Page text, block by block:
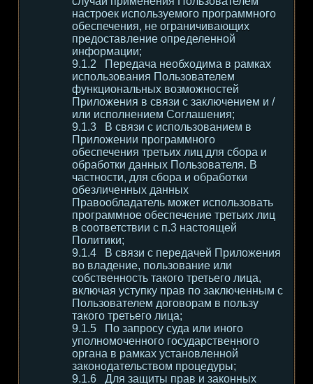
настроек используемого программного
обеспечения, не ограничивающих
предоставление определенной
информации;
Передача необходима в рамках
использования Пользователем
функциональных возможностей
Приложения в связи с заключением и /
или исполнением Соглашения;
В связи с использованием в
Приложении программного
обеспечения третьих лиц для сбора и
обработки данных Пользователя. В
частности, для сбора и обработки
обезличенных данных
Правообладатель может использовать
программное обеспечение третьих лиц
в соответствии с п.3 настоящей
Политики;
В связи с передачей Приложения
во владение, пользование или
собственность такого третьего лица,
включая уступку прав по заключенным с
Пользователем договорам в пользу
такого третьего лица;
По запросу суда или иного
уполномоченного государственного
органа в рамках установленной
законодательством процедуры;
Для защиты прав и законных